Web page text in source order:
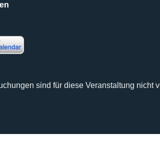
sind für diese Veranstaltung nicht